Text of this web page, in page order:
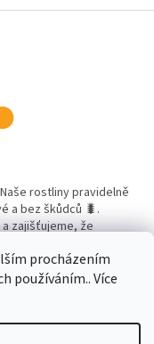
procházením
používáním.. Více
rostliny pravidelně
a bez škůdců 🐛.
zajišťujeme, že